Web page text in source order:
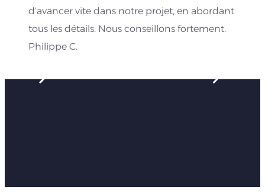
d’avancer vite dans notre projet, en abordant
tous les détails. Nous conseillons fortement.
Philippe C.